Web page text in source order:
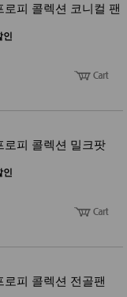
피 콜렉션 코니컬 팬
인
로피 콜렉션 밀크팟
인
피 콜렉션 전골팬